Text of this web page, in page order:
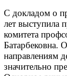
С докладом о
лет выступила
комитета
Батарбековна.
направлениям
значительно